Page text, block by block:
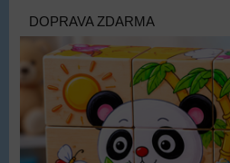
DOPRAVA ZDARMA